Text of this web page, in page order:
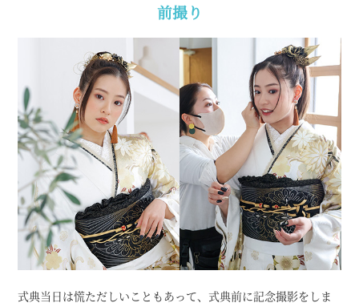
前撮り
式典当日は慌ただしいこともあって、式典前に記念撮影をしま